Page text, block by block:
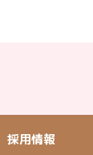
トンホテル）
ッピング他）
採用情報